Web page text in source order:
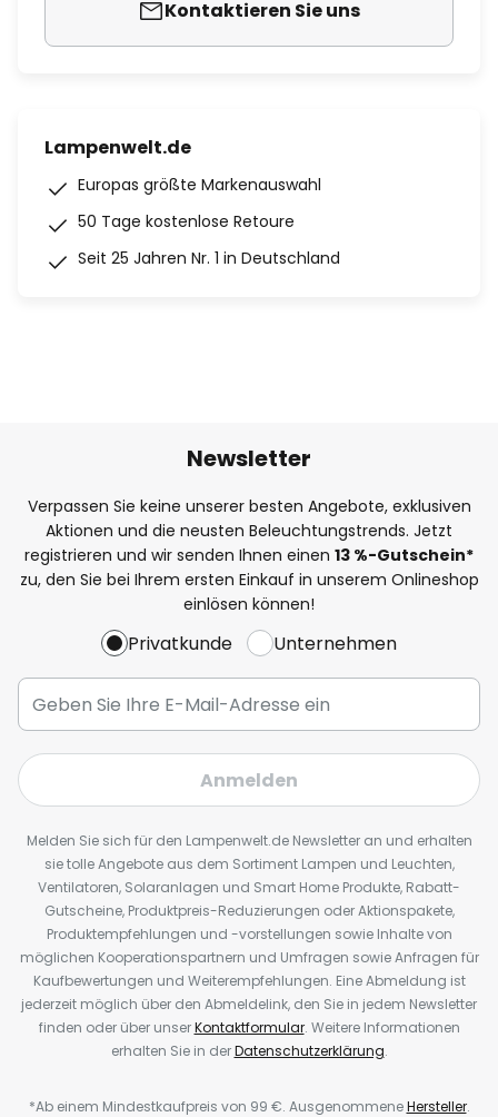
Kontaktieren Sie uns
Lampenwelt.de
Europas größte Markenauswahl
50 Tage kostenlose Retoure
Seit 25 Jahren Nr. 1 in Deutschland
Newsletter
Verpassen Sie keine unserer besten Angebote, exklusiven
Aktionen und die neusten Beleuchtungstrends. Jetzt
registrieren und wir senden Ihnen einen 13 %-Gutschein*
zu, den Sie bei Ihrem ersten Einkauf in unserem Onlineshop
einlösen können!
Privatkunde Unternehmen
Anmelden
Melden Sie sich für den Lampenwelt.de Newsletter an und erhalten
sie tolle Angebote aus dem Sortiment Lampen und Leuchten,
Ventilatoren, Solaranlagen und Smart Home Produkte, Rabatt-
Gutscheine, Produktpreis-Reduzierungen oder Aktionspakete,
Produktempfehlungen und -vorstellungen sowie Inhalte von
möglichen Kooperationspartnern und Umfragen sowie Anfragen für
Kaufbewertungen und Weiterempfehlungen. Eine Abmeldung ist
jederzeit möglich über den Abmeldelink, den Sie in jedem Newsletter
finden oder über unserKontaktformular. Weitere Informationen
erhalten Sie in derDatenschutzerklärung.
*Ab einem Mindestkaufpreis von 99 €. AusgenommeneHersteller.